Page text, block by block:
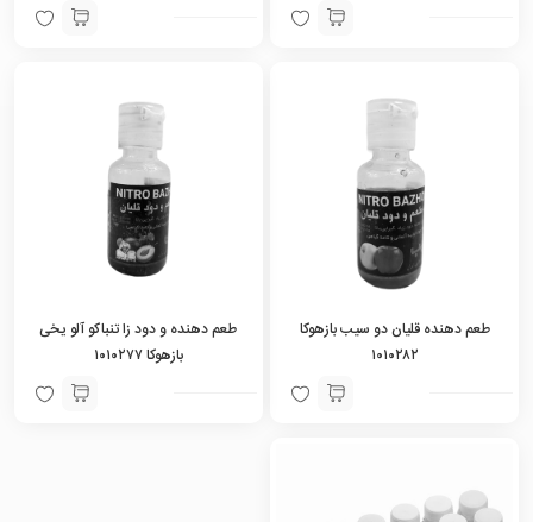
طعم دهنده قلیان دو سیب بازهوکا
۱۰۱۰۲۸۲
طعم دهنده و دود زا تنباکو آلو یخی
بازهوکا ۱۰۱۰۲۷۷